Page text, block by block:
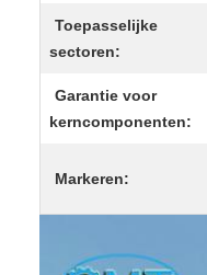
Toepasselijke
sectoren:
Garantie voor
kerncomponenten:
Markeren: